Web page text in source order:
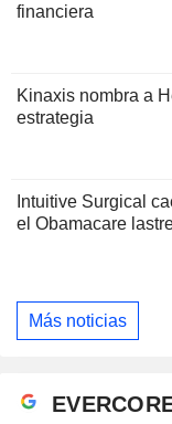
financiera
Kinaxis nombra a
estrategia
Intuitive Surgical
el Obamacare
Más noticias